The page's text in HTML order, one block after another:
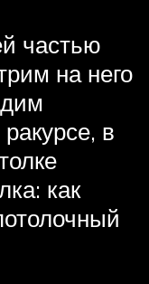
частью
на него
в
как